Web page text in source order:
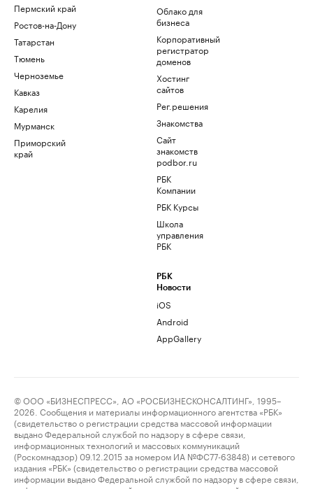
Пермский край
Ростов-на-Дону
Татарстан
Тюмень
Черноземье
Кавказ
Карелия
Мурманск
Приморский
край
Облако для
бизнеса
Корпоративный
регистратор
доменов
Хостинг
сайтов
Рег.решения
Знакомства
Сайт
знакомств
podbor.ru
РБК
Компании
РБК Курсы
Школа
управления
РБК
РБК
Новости
iOS
Android
AppGallery
© ООО «БИЗНЕСПРЕСС», АО «РОСБИЗНЕСКОНСАЛТИНГ», 1995–
2026. Сообщения и материалы информационного агентства «РБК»
(свидетельство о регистрации средства массовой информации
выдано Федеральной службой по надзору в сфере связи,
информационных технологий и массовых коммуникаций
(Роскомнадзор) 09.12.2015 за номером ИА №ФС77-63848) и сетевого
издания «РБК» (свидетельство о регистрации средства массовой
информации выдано Федеральной службой по надзору в сфере связи,